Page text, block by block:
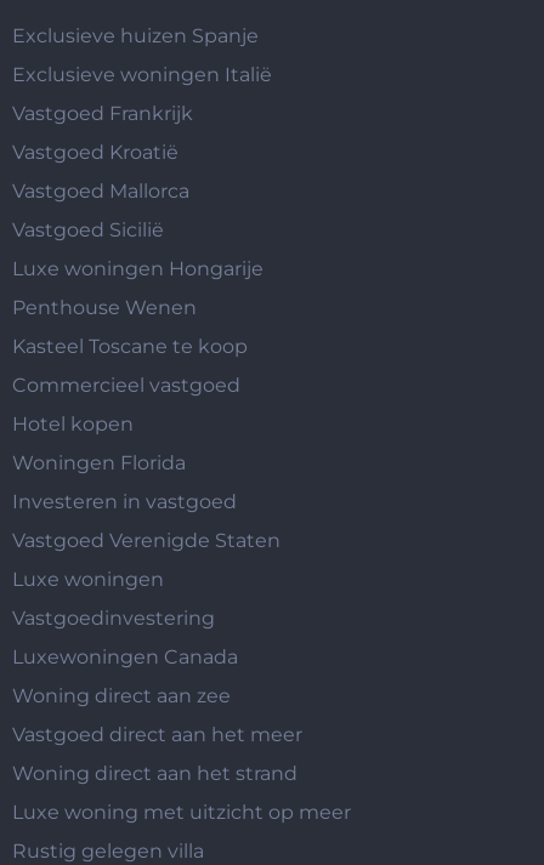
Exclusieve huizen Spanje
Exclusieve woningen Italië
Vastgoed Frankrijk
Vastgoed Kroatië
Vastgoed Mallorca
Vastgoed Sicilië
Luxe woningen Hongarije
Penthouse Wenen
Kasteel Toscane te koop
Commercieel vastgoed
Hotel kopen
Woningen Florida
Investeren in vastgoed
Vastgoed Verenigde Staten
Luxe woningen
Vastgoedinvestering
Luxewoningen Canada
Woning direct aan zee
Vastgoed direct aan het meer
Woning direct aan het strand
Luxe woning met uitzicht op meer
Rustig gelegen villa